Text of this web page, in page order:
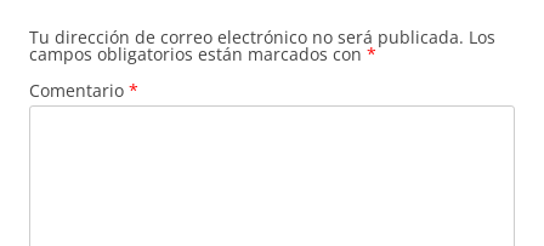
Tu dirección de correo electrónico no será publicada. Los
campos obligatorios están marcados con *
Comentario *